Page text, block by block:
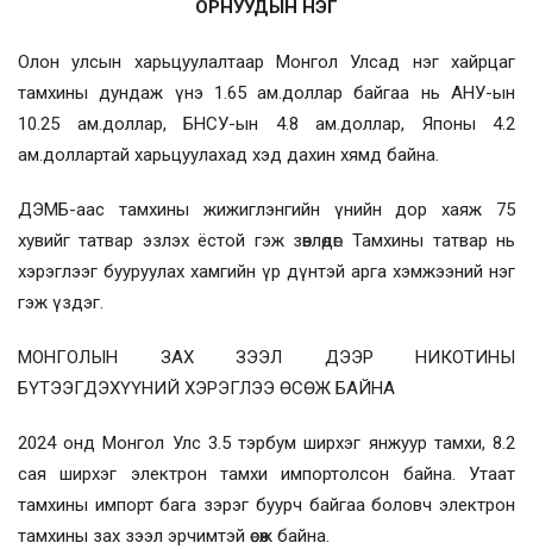
ОРНУУДЫН НЭГ
Олон улсын харьцуулалтаар Монгол Улсад нэг хайрцаг
тамхины дундаж үнэ 1.65 ам.доллар байгаа нь АНУ-ын
10.25 ам.доллар, БНСУ-ын 4.8 ам.доллар, Японы 4.2
ам.доллартай харьцуулахад хэд дахин хямд байна.
ДЭМБ-аас тамхины жижиглэнгийн үнийн дор хаяж 75
хувийг татвар эзлэх ёстой гэж зөвлөдөг. Тамхины татвар нь
хэрэглээг бууруулах хамгийн үр дүнтэй арга хэмжээний нэг
гэж үздэг.
МОНГОЛЫН ЗАХ ЗЭЭЛ ДЭЭР НИКОТИНЫ
БҮТЭЭГДЭХҮҮНИЙ ХЭРЭГЛЭЭ ӨСӨЖ БАЙНА
2024 онд Монгол Улс 3.5 тэрбум ширхэг янжуур тамхи, 8.2
сая ширхэг электрон тамхи импортолсон байна. Утаат
тамхины импорт бага зэрэг буурч байгаа боловч электрон
тамхины зах зээл эрчимтэй өсөж байна.